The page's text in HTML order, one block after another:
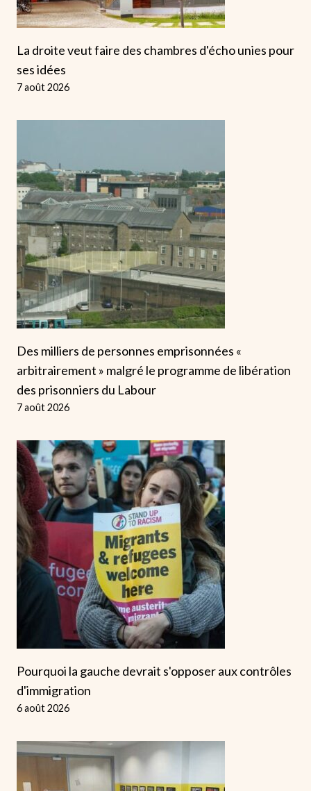
La droite veut faire des chambres d'écho unies pour
ses idées
7 août 2026
Des milliers de personnes emprisonnées «
arbitrairement » malgré le programme de libération
des prisonniers du Labour
7 août 2026
Pourquoi la gauche devrait s'opposer aux contrôles
d'immigration
6 août 2026